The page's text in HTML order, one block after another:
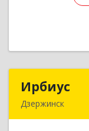
Ирбиус
Дзержинск